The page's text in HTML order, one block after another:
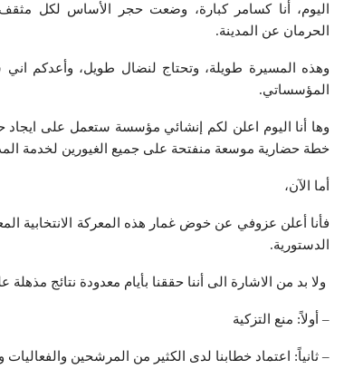
اليوم، أنا كسامر كبارة، وضعت حجر الأساس لكل
الحرمان عن المدينة.
وهذه المسيرة طويلة، وتحتاج لنضال طويل، وأعدكم
المؤسساتي.
وها أنا اليوم اعلن لكم إنشائي مؤسسة ستعمل على
خطة حضارية موسعة منفتحة على جميع الغيورين لخدمة
أما الآن،
فأنا أعلن عزوفي عن خوض غمار هذه المعركة الانتخابية
الدستورية.
ولا بد من الاشارة الى أننا حققنا بأيام معدودة نتائج
– أولاً: منع التزكية
– ثانياً: اعتماد خطابنا لدى الكثير من المرشحين والفعاليات